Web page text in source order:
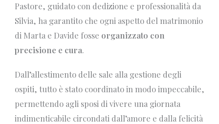
Pastore, guidato con dedizione e professionalità da
Silvia, ha garantito che ogni aspetto del matrimonio
di Marta e Davide fosse organizzato con
precisione e cura.
Dall’allestimento delle sale alla gestione degli
ospiti, tutto è stato coordinato in modo impeccabile,
permettendo agli sposi di vivere una giornata
indimenticabile circondati dall’amore e dalla felicità